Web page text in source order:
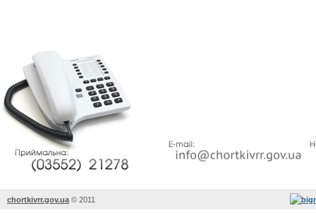
chortkivrr.gov.ua © 2011